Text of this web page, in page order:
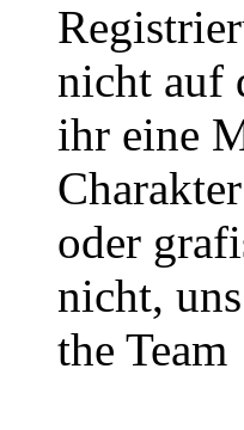
nicht auf
ihr eine
oder
nicht,
the Team